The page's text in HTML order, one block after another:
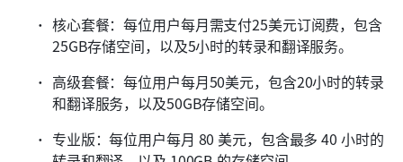
核心套餐：每位用户每月需支付25美元订阅费，包含
25GB存储空间，以及5小时的转录和翻译服务。
高级套餐：每位用户每月50美元，包含20小时的转录
和翻译服务，以及50GB存储空间。
专业版：每位用户每月 80 美元，包含最多 40 小时的